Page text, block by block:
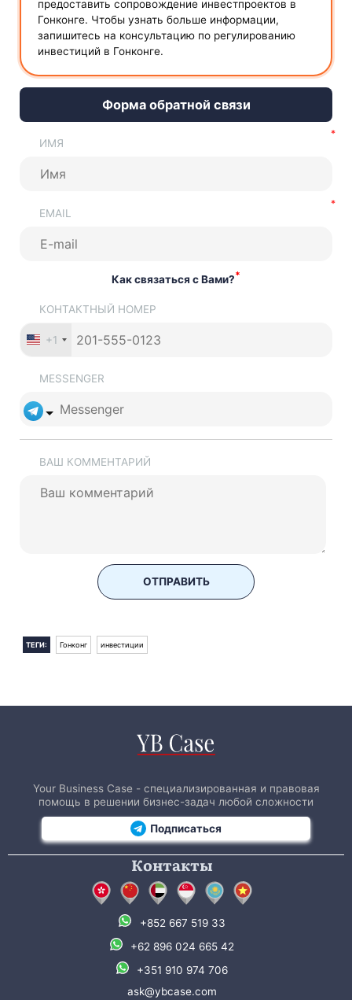
предоставить сопровождение инвестпроектов в
Гонконге. Чтобы узнать больше информации,
запишитесь на консультацию по регулированию
инвестиций в Гонконге.
Форма обратной связи
ИМЯ
EMAIL
Как связаться с Вами?*
КОНТАКТНЫЙ НОМЕР
+1
MESSENGER
ВАШ КОММЕНТАРИЙ
ОТПРАВИТЬ
ТЕГИ: Гонконг инвестиции
Your Business Case - специализированная и правовая
помощь в решении бизнес-задач любой сложности
Подписаться
Контакты
+852 667 519 33
+62 896 024 665 42
+351 910 974 706
ask@ybcase.com